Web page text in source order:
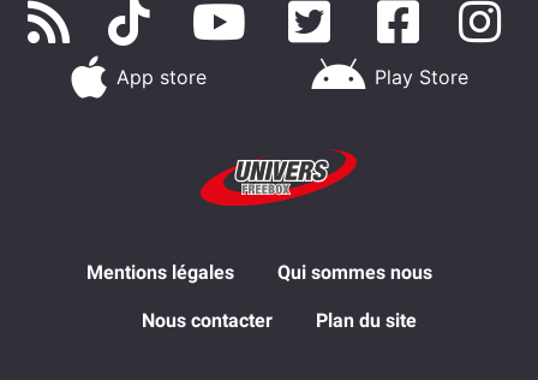
App store Play Store
Mentions légales Qui sommes nous
Nous contacter Plan du site